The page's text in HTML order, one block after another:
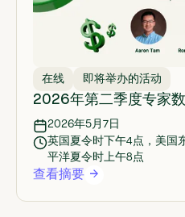
在线 即将举办的活动
2026年第二季度专家
2026年5月7日
英国夏令时下午4点，美国
平洋夏令时上午8点
查看摘要